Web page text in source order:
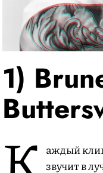
1)
аждый
звучит в